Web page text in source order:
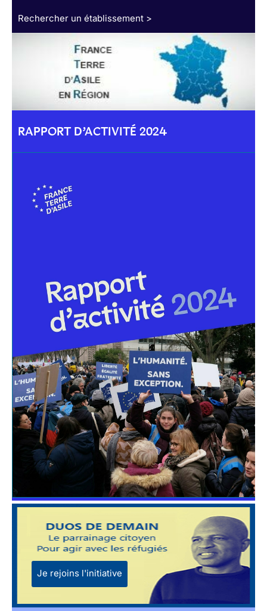
Rechercher un établissement >
RAPPORT D’ACTIVITÉ 2024
Je rejoins l'initiative